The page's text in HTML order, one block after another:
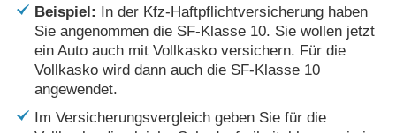
Beispiel: In der Kfz-Haftpflichtversicherung haben
Sie angenommen die SF-Klasse 10. Sie wollen jetzt
ein Auto auch mit Vollkasko versichern. Für die
Vollkasko wird dann auch die SF-Klasse 10
angewendet.
Im Versicherungsvergleich geben Sie für die